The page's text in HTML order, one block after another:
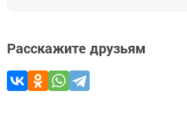
Расскажите друзьям